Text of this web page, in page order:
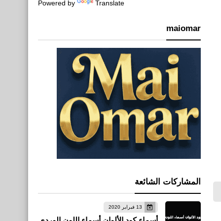
Powered by Translate
maiomar
المشاركات الشائعة
13 فبراير 2020